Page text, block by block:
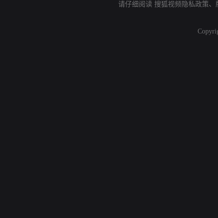
请仔细阅读 搜狐视频隐私政策、